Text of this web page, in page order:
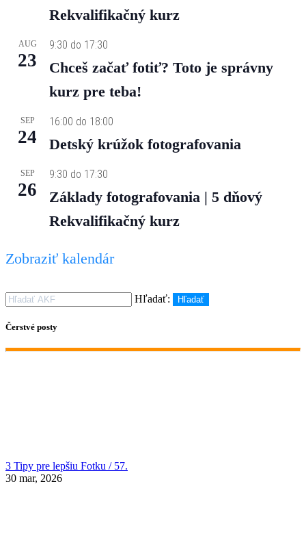
Rekvalifikačný kurz
AUG
23
9:30 do 17:30
Chceš začať fotiť? Toto je správny
kurz pre teba!
SEP
24
16:00 do 18:00
Detský krúžok fotografovania
SEP
26
9:30 do 17:30
Základy fotografovania | 5 dňový
Rekvalifikačný kurz
Zobraziť kalendár
Hľadať: Hľadať
Čerstvé posty
3 Tipy pre lepšiu Fotku / 57.
30 mar, 2026